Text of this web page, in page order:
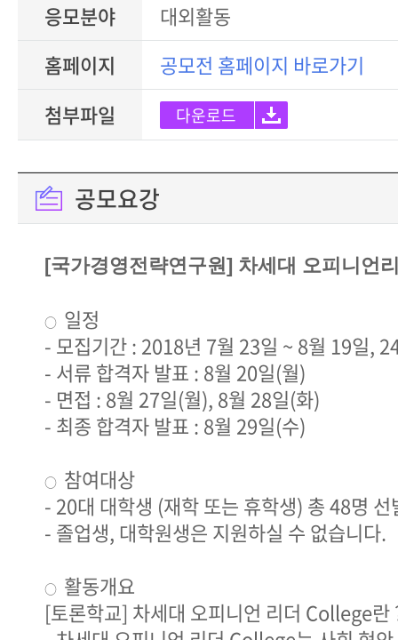
응모분야
대외활동
홈페이지
공모전 홈페이지 바로가기
첨부파일
다운로드
공모요강
[국가경영전략연구원] 차세대 오피니언
○ 일정
- 모집기간 : 2018년 7월 23일 ~ 8월 19일,
- 서류 합격자 발표 : 8월 20일(월)
- 면접 : 8월 27일(월), 8월 28일(화)
- 최종 합격자 발표 : 8월 29일(수)
○ 참여대상
- 20대 대학생 (재학 또는 휴학생) 총 48명 선
- 졸업생, 대학원생은 지원하실 수 없습니다.
○ 활동개요
[토론학교] 차세대 오피니언 리더 College란